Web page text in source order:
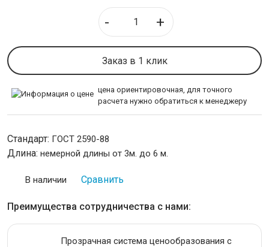
ТРУБОПРОВОДНАЯ АРМАТУРА
КАЛИБРОВАННАЯ СТАЛЬ
СЕТКА
ПРОВОЛОКА
- +
Заказ в 1 клик
цена ориентировочная, для точного
расчета нужно обратиться к менеджеру
Стандарт: ГОСТ 2590-88
Длина: немерной длины от 3м. до 6 м.
В наличии Сравнить
Преимущества сотрудничества с нами:
Прозрачная система ценообразования с